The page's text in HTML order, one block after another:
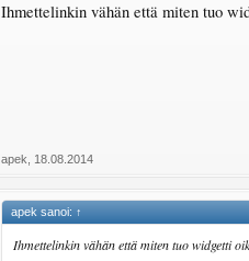
Ihmettelinkin vähän että miten tuo
apek 18.08.2014
apek sanoi: ↑
Ihmettelinkin vähän että miten tuo widgetti